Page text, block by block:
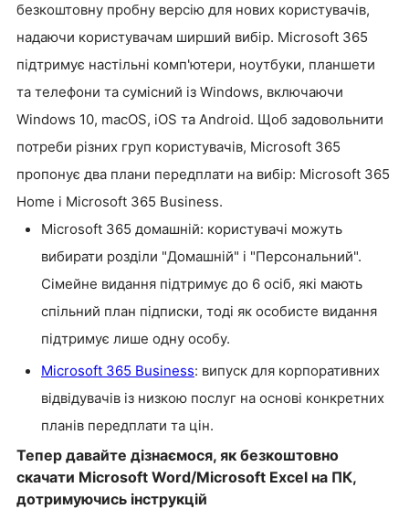
безкоштовну пробну версію для нових користувачів,
надаючи користувачам ширший вибір. Microsoft 365
підтримує настільні комп'ютери, ноутбуки, планшети
та телефони та сумісний із Windows, включаючи
Windows 10, macOS, iOS та Android. Щоб задовольнити
потреби різних груп користувачів, Microsoft 365
пропонує два плани передплати на вибір: Microsoft 365
Home і Microsoft 365 Business.
Microsoft 365 домашній: користувачі можуть
вибирати розділи "Домашній" і "Персональний".
Сімейне видання підтримує до 6 осіб, які мають
спільний план підписки, тоді як особисте видання
підтримує лише одну особу.
Microsoft 365 Business: випуск для корпоративних
відвідувачів із низкою послуг на основі конкретних
планів передплати та цін.
Тепер давайте дізнаємося, як безкоштовно
скачати Microsoft Word/Microsoft Excel на ПК,
дотримуючись інструкцій